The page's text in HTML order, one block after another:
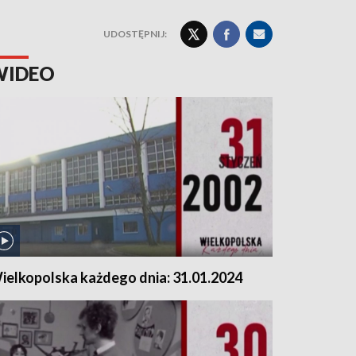
UDOSTĘPNIJ:
każdego dnia: 31.01.2024